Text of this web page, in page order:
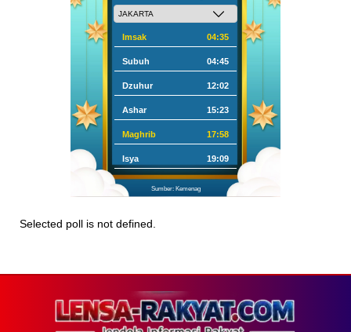
Imsak 04:35
Subuh 04:45
Dzuhur 12:02
Ashar 15:23
Maghrib 17:58
Isya 19:09
Sumber: Kemenag
Selected poll is not defined.